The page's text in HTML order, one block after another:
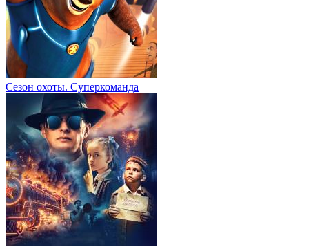
Сезон охоты. Суперкоманда